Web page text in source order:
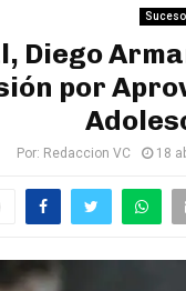
Diego
por
Por: Redaccion VC 18